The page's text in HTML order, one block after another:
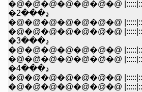
�ڍ���2
�@�@�@�@�@�@�@
�@�@�@�@�@�@�@
�ڍ���3
�@�@�@�@�@�@�@
�@�@�@�@�@�@�@
�ڍ���4
�@�@�@�@�@�@�@
�@�@�@�@�@�@�@